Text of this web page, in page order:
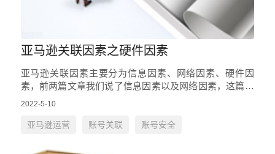
亚马逊关联因素之硬件因素
亚马逊关联因素主要分为信息因素、网络因素、硬件因
素，前两篇文章我们说了信息因素以及网络因素，这篇文
章小编将要给大家科普一下什么事亚马逊关联的硬件因
2022-5-10
亚马逊运营 账号关联 账号安全